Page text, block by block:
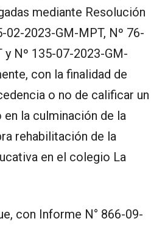
mediante Resolución
02-2023-GM-MPT, Nº 76-
Nº 135-07-2023-GM-
con la finalidad de
o no de calificar un
la culminación de la
rehabilitación de la
en el colegio La
con Informe N° 866-09-